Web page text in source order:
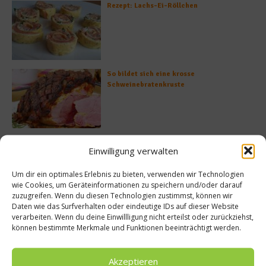
Einwilligung verwalten
Um dir ein optimales Erlebnis zu bieten, verwenden wir Technologien
wie Cookies, um Geräteinformationen zu speichern und/oder darauf
zuzugreifen. Wenn du diesen Technologien zustimmst, können wir
Daten wie das Surfverhalten oder eindeutige IDs auf dieser Website
verarbeiten. Wenn du deine Einwillligung nicht erteilst oder zurückziehst,
können bestimmte Merkmale und Funktionen beeinträchtigt werden.
Akzeptieren
Rezept: Lachs-Ei-Röllchen
So bildet sich eine krosse
Schweinebratenkruste
Beachcomber – Alles über das Restaurant
Heinz Beck im Forte Village Resort
Was ist der Unterschied zwischen Limonen
und Limetten?